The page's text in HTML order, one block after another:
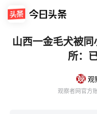
山西一金毛犬被
所：
观
观察者网官方